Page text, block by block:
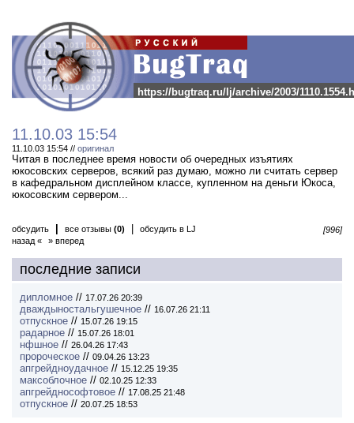
https://bugtraq.ru/lj/archive/2003/
11.10.03 15:54
11.10.03 15:54 // оригинал
Читая в последнее время новости об очередных изъятиях
юкосовских серверов, всякий раз думаю, можно ли считать сервер
в кафедральном дисплейном классе, купленном на деньги Юкоса,
юкосовским сервером...
обсудить все отзывы (0) обсудить в LJ
[996]
назад «
» вперед
последние записи
дипломное // 17.07.26 20:39
дваждыностальгушечное // 16.07.26 21:11
отпускное // 15.07.26 19:15
радарное // 15.07.26 18:01
нфшное // 26.04.26 17:43
пророческое // 09.04.26 13:23
апгрейдноудачное // 15.12.25 19:35
максоблочное // 02.10.25 12:33
апгрейднософтовое // 17.08.25 21:48
отпускное // 20.07.25 18:53